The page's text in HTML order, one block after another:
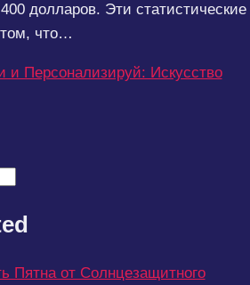
долларов. Эти статистические
том, что…
Персонализируй: Искусство
Пятна от Солнцезащитного